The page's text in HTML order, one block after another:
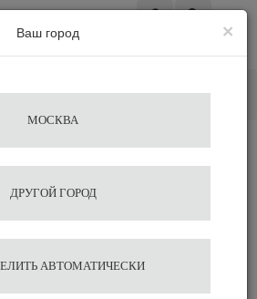
×
Ваш город
МОСКВА
ДРУГОЙ ГОРОД
АВТОМАТИЧЕСКИ